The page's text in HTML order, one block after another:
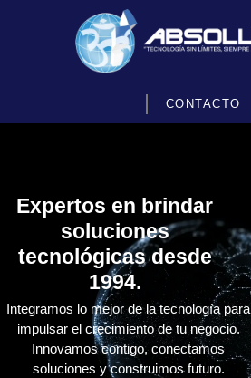
CONTACTO
Expertos en brindar
soluciones
tecnológicas desde
1994.
Integramos lo mejor de la tecnología para
impulsar el crecimiento de tu negocio.
Innovamos contigo, conectamos
soluciones y construimos futuro.